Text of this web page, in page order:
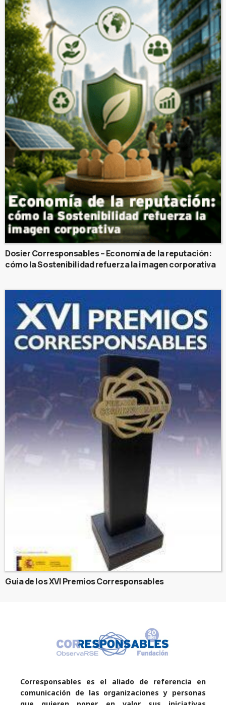
Dosier Corresponsables – Economía de la reputación:
cómo la Sostenibilidad refuerza la imagen corporativa
Guía de los XVI Premios Corresponsables
Corresponsables es el aliado de referencia en
comunicación de las organizaciones y personas